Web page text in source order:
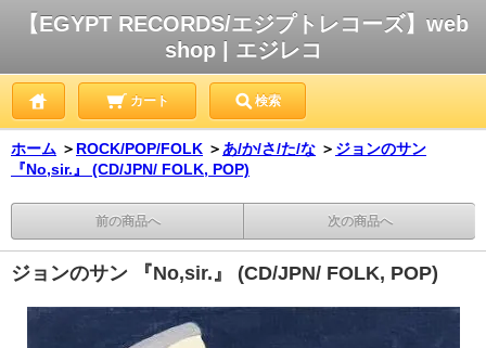
【EGYPT RECORDS/エジプトレコーズ】web
shop | エジレコ
カート 検索
ホーム ＞ ROCK/POP/FOLK ＞ あ/か/さ/た/な ＞ ジョンのサン
『No,sir.』 (CD/JPN/ FOLK, POP)
前の商品へ 次の商品へ
ジョンのサン 『No,sir.』 (CD/JPN/ FOLK, POP)